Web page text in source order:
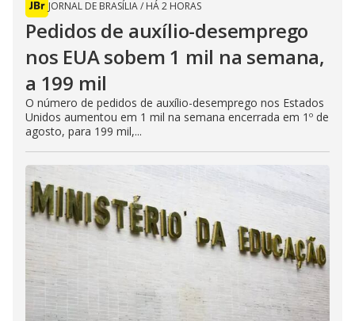
JORNAL DE BRASÍLIA/ HÁ 2 HORAS
Pedidos de auxílio-desemprego
nos EUA sobem 1 mil na semana,
a 199 mil
O número de pedidos de auxílio-desemprego nos Estados
Unidos aumentou em 1 mil na semana encerrada em 1º de
agosto, para 199 mil,...